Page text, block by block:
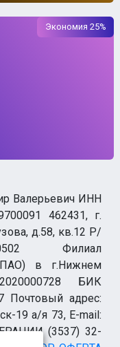
Экономия 25%
Валерьевич ИНН
462431, г.
д.58, кв.12 Р/
Филиал
в г.Нижнем
БИК
Почтовый адрес:
19 а/я 73, E-mail:
(3537) 32-